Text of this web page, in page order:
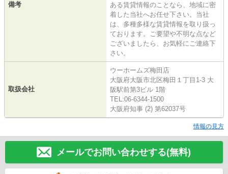
備考
ある賃貸情報のことなら、地域に密
着した当社へお任せ下さい。当社
は、多種多様な賃貸情報を取り扱っ
ております。ご要望や不明な点など
ございましたら、お気軽にご連絡下
さい。
取扱会社
ウーホームズ梅田店
大阪府大阪市北区梅田１丁目1-3 大
阪駅前第3ビル 1階
TEL:06-6344-1500
大阪府知事 (2) 第62037号
情報の見方
メールでお問い合わせする(無料)